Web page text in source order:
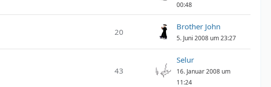
00:48
20
Brother John
5. Juni 2008 um 23:27
43
Selur
16. Januar 2008 um
11:24